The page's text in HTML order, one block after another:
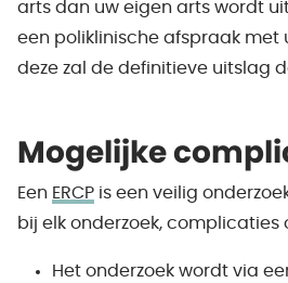
arts dan uw eigen arts wordt
een poliklinische afspraak met
deze zal de definitieve uitslag
Mogelijke
Een ERCP is een veilig
bij elk onderzoek, complicaties
Het onderzoek wordt via